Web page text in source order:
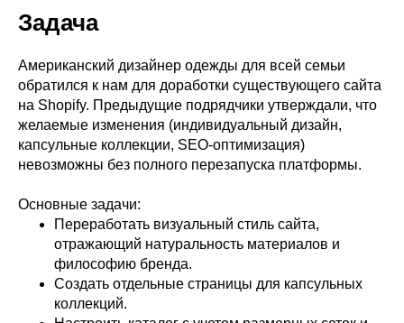
Задача
Американский дизайнер одежды для всей семьи
обратился к нам для доработки существующего сайта
на Shopify. Предыдущие подрядчики утверждали, что
желаемые изменения (индивидуальный дизайн,
капсульные коллекции, SEO-оптимизация)
невозможны без полного перезапуска платформы.
Основные задачи:
Переработать визуальный стиль сайта,
отражающий натуральность материалов и
философию бренда.
Создать отдельные страницы для капсульных
коллекций.